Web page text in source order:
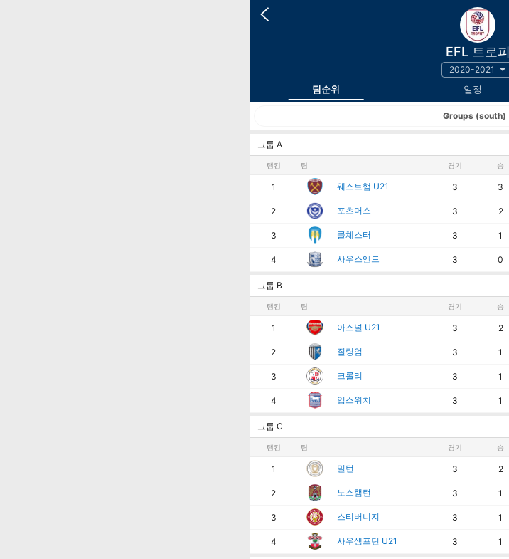
EFL 트로피
2020-2021
팀순위 일정
Groups (south)
그룹 A
랭킹 팀 경기 승
1 웨스트햄 U21 3 3
2 포츠머스 3 2
3 콜체스터 3 1
4 사우스엔드 3 0
그룹 B
랭킹 팀 경기 승
1 아스널 U21 3 2
2 질링엄 3 1
3 크롤리 3 1
4 입스위치 3 1
그룹 C
랭킹 팀 경기 승
1 밀턴 3 2
2 노스햄턴 3 1
3 스티버니지 3 1
4 사우샘프턴 U21 3 1